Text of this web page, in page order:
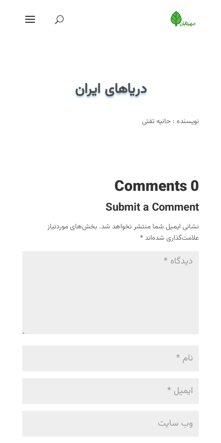
دریاهای ایران
نویسنده : حانیه تفتی
0 Comments
Submit a Comment
نشانی ایمیل شما منتشر نخواهد شد. بخش‌های موردنیاز
علامت‌گذاری شده‌اند*